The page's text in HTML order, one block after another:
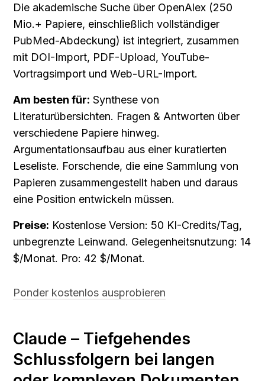
Die akademische Suche über OpenAlex (250
Mio.+ Papiere, einschließlich vollständiger
PubMed-Abdeckung) ist integriert, zusammen
mit DOI-Import, PDF-Upload, YouTube-
Vortragsimport und Web-URL-Import.
Am besten für: Synthese von
Literaturübersichten. Fragen & Antworten über
verschiedene Papiere hinweg.
Argumentationsaufbau aus einer kuratierten
Leseliste. Forschende, die eine Sammlung von
Papieren zusammengestellt haben und daraus
eine Position entwickeln müssen.
Preise: Kostenlose Version: 50 KI-Credits/Tag,
unbegrenzte Leinwand. Gelegenheitsnutzung: 14
$/Monat. Pro: 42 $/Monat.
Ponder kostenlos ausprobieren
Claude – Tiefgehendes
Schlussfolgern bei langen